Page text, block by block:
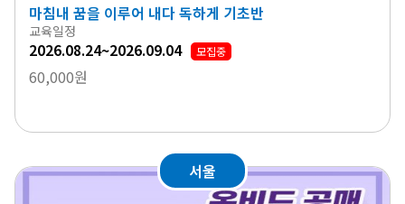
마침내 꿈을 이루어 내다 독하게 기초반
교육일정
2026.08.24~2026.09.04 모집중
60,000원
서울